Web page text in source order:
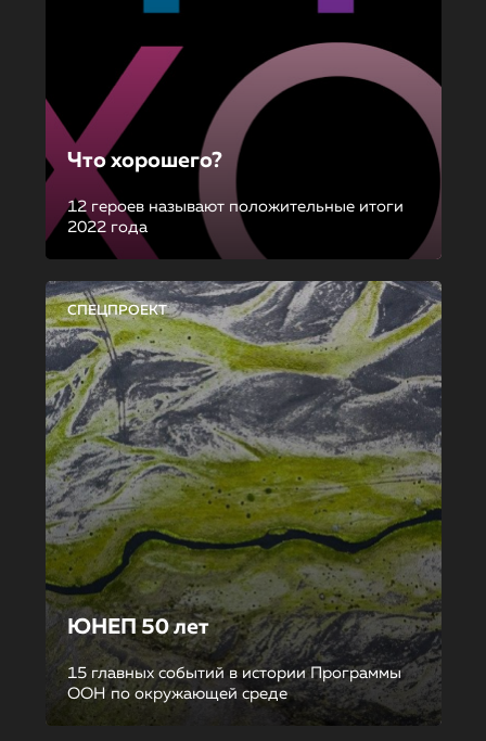
Что хорошего?
12 героев называют положительные итоги
2022 года
СПЕЦПРОЕКТ
ЮНЕП 50 лет
15 главных событий в истории Программы
ООН по окружающей среде